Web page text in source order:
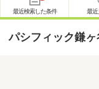
最近検索した条件 最近
パシフィック鎌